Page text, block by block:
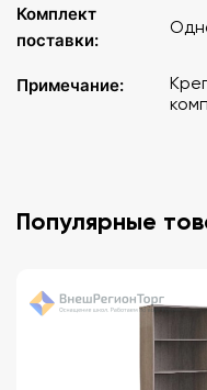
Комплект
поставки:
Примечание:
Популярные